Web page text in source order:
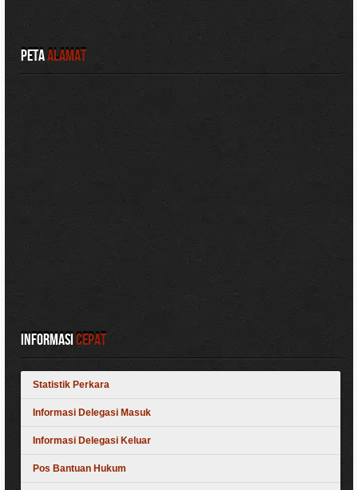
PetaAlamat
InformasiCepat
Statistik Perkara
Informasi Delegasi Masuk
Informasi Delegasi Keluar
Pos Bantuan Hukum